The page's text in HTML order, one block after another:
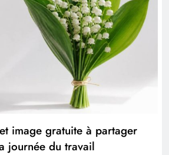
image gratuite à partager
journée du travail